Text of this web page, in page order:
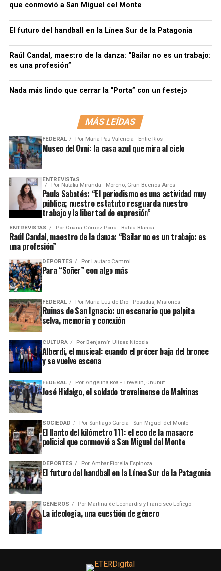
que conmovió a San Miguel del Monte
El futuro del handball en la Línea Sur de la Patagonia
Raúl Candal, maestro de la danza: “Bailar no es un trabajo:
es una profesión”
Nada más lindo que cerrar la “Porta” con un festejo
MÁS LEÍDAS
FEDERAL Por María Paz Valencia - Entre Ríos
Museo del Ovni: la casa azul que mira al cielo
ENTREVISTAS
Por Natalia Miranda - Moreno, Gran Buenos Aires
Paula Sabatés: “El periodismo es una actividad muy
pública; nuestro estatuto resguarda nuestro
trabajo y la libertad de expresión”
ENTREVISTAS Por Oriana Gómez Porra - Bahía Blanca
Raúl Candal, maestro de la danza: “Bailar no es un trabajo: es
una profesión”
DEPORTES Por Lautaro Cammi
Para “Soñer” con algo más
FEDERAL Por María Luz de Dio - Posadas, Misiones
Ruinas de San Ignacio: un escenario que palpita
selva, memoria y conexión
CULTURA Por Benjamín Ulises Nicosia
Alberdi, el musical: cuando el prócer baja del bronce
y se vuelve escena
FEDERAL Por Angelina Roa - Trevelin, Chubut
José Hidalgo, el soldado trevelinense de Malvinas
SOCIEDAD Por Santiago García - San Miguel del Monte
El llanto del kilómetro 111: el eco de la masacre
policial que conmovió a San Miguel del Monte
DEPORTES Por Ambar Fiorella Espinoza
El futuro del handball en la Línea Sur de la Patagonia
GÉNEROS Por Martína de Leonardis y Francisco Lofiego
La ideología, una cuestión de género